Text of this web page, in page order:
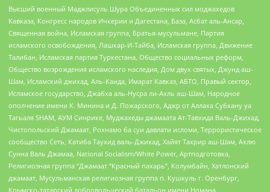
Высший военный Маджлисуль Шура Объединенных сил моджахедов
Кавказа, Конгресс народов Ичкерии и Дагестана, База, Асбат аль-Ансар,
Священная война, Исламская группа, Братья-мусульмане, Партия
исламского освобождения, Лашкар-И-Тайба, Исламская группа, Движение
Талибан, Исламская партия Туркестана, Общество социальных реформ,
Общество возрождения исламского наследия, Дом двух святых, Джунд аш-
Шам, Исламский джихад, Аль-Каида, Имарат Кавказ, АБТО, Правый сектор,
Исламское государство, Джабха аль-Нусра ли-Ахль аш-Шам, Народное
ополчение имени К. Минина и Д. Пожарского, Аджр от Аллаха Субхану уа
Тагьаля SHAM, АУМ Синрике, Муджахеды джамаата Ат-Тавхида Валь-Джихад,
Чистопольский Джамаат, Рохнамо ба суи давлати исломи, Террористическое
сообщество Сеть, Катиба Таухид валь-Джихад, Хайят Тахрир аш-Шам, Ахлю
Сунна Валь Джамаа, National Socialism/White Power, Артподготовка,
Религиозная группа “Джамаат “Красный пахарь”, Колумбайн, Хатлонский
джамаат, Мусульманская религиозная группа п. Кушкуль г. Оренбург,
Крымско-татарский добровольческий батальон имени Номана